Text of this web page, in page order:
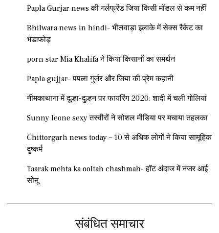
Papla Gurjar news की गर्लफ्रेंड जिया किसी मॉडल से कम नहीं
Bhilwara news in hindi- भीलवाड़ा इलाके में सेक्स रैकेट का
भंडाफोड़
porn star Mia Khalifa ने किया किसानों का समर्थन
Papla gujjar- पपला गुर्जर और जिया की प्रेम कहानी
नीमकाथाना में दूल्हा-दुल्हन पर फायरिंग 2020: शादी में चली गोलियां
Sunny leone sexy तस्वीरों ने सोशल मीडिया पर मचाया तहलका
Chittorgarh news today – 10 से अधिक लोगों ने किया सामूहिक
दुष्कर्म
Taarak mehta ka ooltah chashmah- हॉट अंदाज में नजर आई
सोनू
संबंधित समाचार